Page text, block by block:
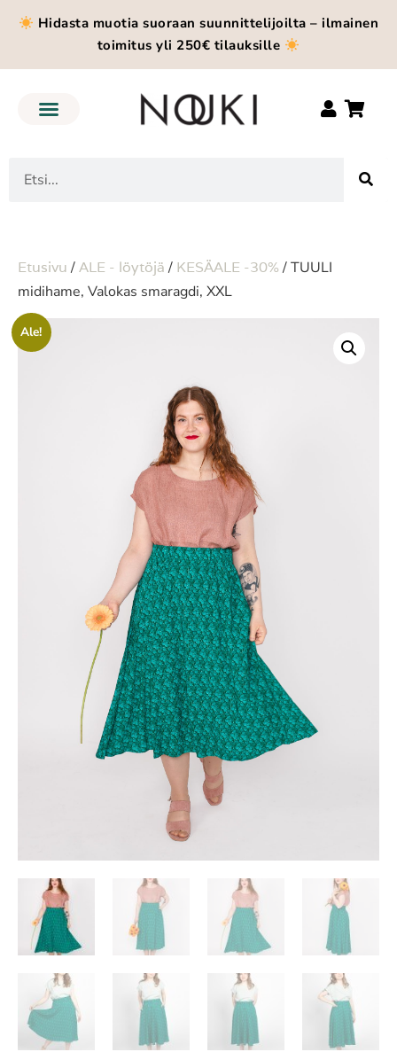
Hidasta muotia suoraan suunnittelijoilta – ilmainen
toimitus yli 250€ tilauksille
Etusivu/ALE - löytöjä/ KESÄALE -30%/ TUULI
midihame, Valokas smaragdi, XXL
Ale!